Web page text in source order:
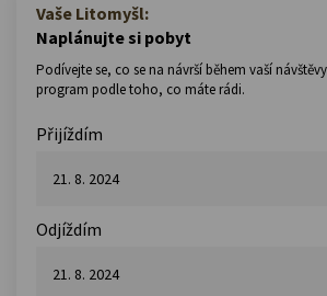
Vaše Litomyšl:
Naplánujte si pobyt
Podívejte se, co se na návrší během vaší
program podle toho, co máte rádi.
Přijíždím
Odjíždím